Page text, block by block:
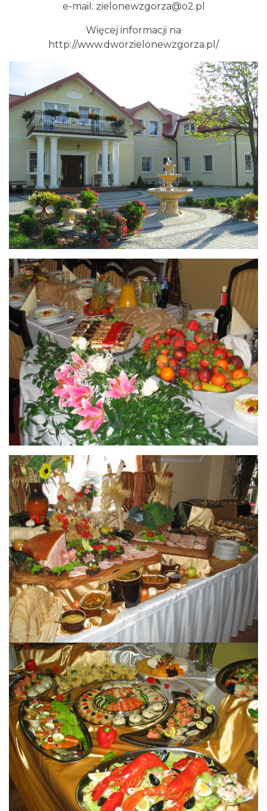
e-mail: zielonewzgorza@o2.pl
Więcej informacji na
http://www.dworzielonewzgorza.pl/